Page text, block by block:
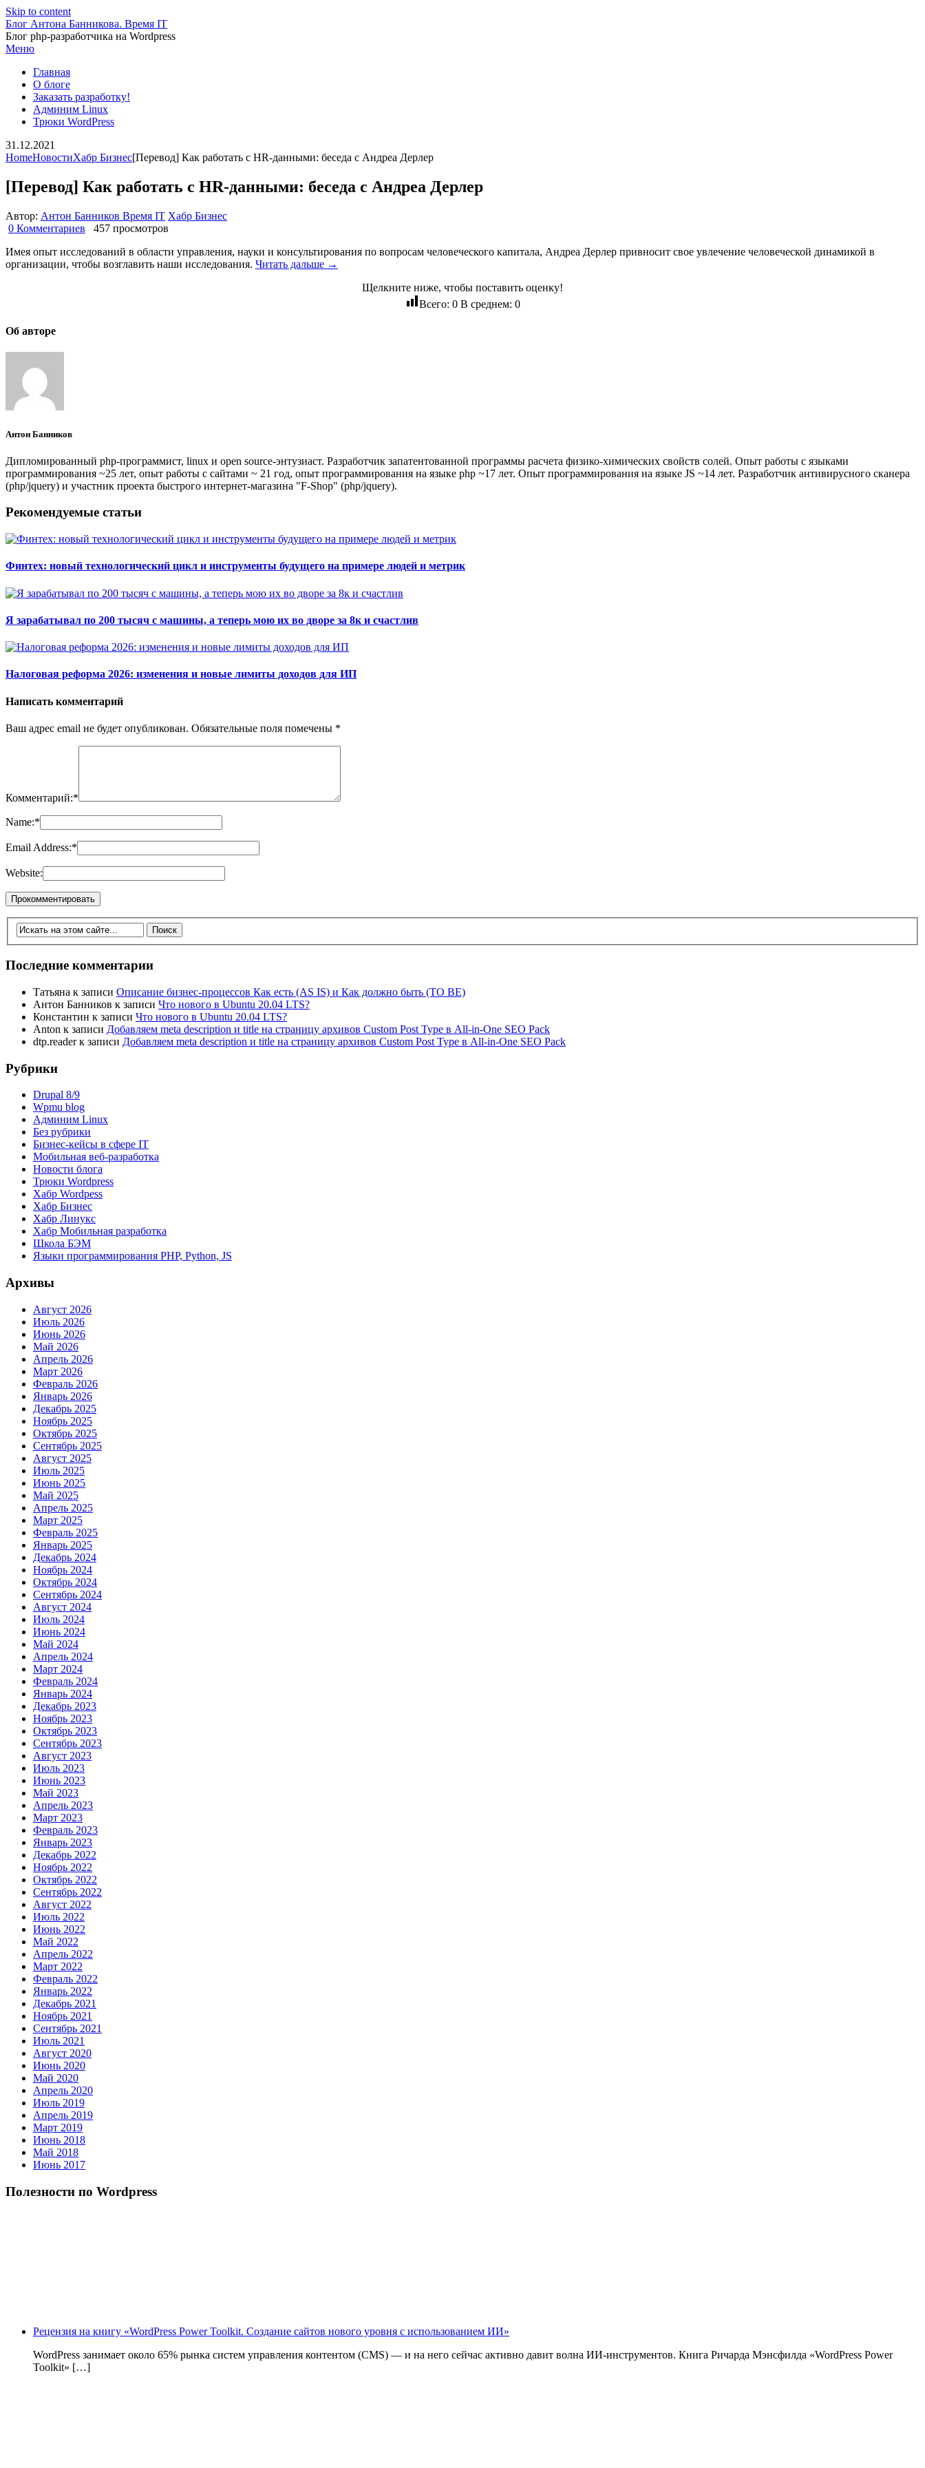
Skip to content
Блог Антона Банникова. Время IT
Блог php-разработчика на Wordpress
Меню
Главная
О блоге
Заказать разработку!
Админим Linux
Трюки WordPress
31.12.2021
HomeНовостиХабр Бизнес[Перевод] Как работать с HR-данными: беседа с Андреа Дерлер
[Перевод] Как работать с HR-данными: беседа с Андреа Дерлер
Автор: Антон Банников Время IT Хабр Бизнес
0 Комментариев
457 просмотров
Имея опыт исследований в области управления, науки и консультирования по вопросам человеческого капитала, Андреа Дерлер привносит свое увлечение человеческой динамикой в
организации, чтобы возглавить наши исследования. Читать дальше →
Щелкните ниже, чтобы поставить оценку!
Всего: 0В среднем: 0
Об авторе
Антон Банников
Дипломированный php-программист, linux и open source-энтузиаст. Разработчик запатентованной программы расчета физико-химических свойств солей. Опыт работы с языками
программирования ~25 лет, опыт работы с сайтами ~ 21 год, опыт программирования на языке php ~17 лет. Опыт программирования на языке JS ~14 лет. Разработчик антивирусного сканера
(php/jquery) и участник проекта быстрого интернет-магазина "F-Shop" (php/jquery).
Рекомендуемые статьи
Финтех: новый технологический цикл и инструменты будущего на примере людей и метрик
Я зарабатывал по 200 тысяч с машины, а теперь мою их во дворе за 8к и счастлив
Налоговая реформа 2026: изменения и новые лимиты доходов для ИП
Написать комментарий
Ваш адрес email не будет опубликован. Обязательные поля помечены *
Комментарий:*
Name:*
Email Address:*
Website:
Последние комментарии
Татьяна к записи Описание бизнес-процессов Как есть (AS IS) и Как должно быть (TO BE)
Антон Банников к записи Что нового в Ubuntu 20.04 LTS?
Константин к записи Что нового в Ubuntu 20.04 LTS?
Anton к записи Добавляем meta description и title на страницу архивов Custom Post Type в All-in-One SEO Pack
dtp.readerк записи Добавляем meta description и title на страницу архивов Custom Post Type в All-in-One SEO Pack
Рубрики
Drupal 8/9
Wpmu blog
Админим Linux
Без рубрики
Бизнес-кейсы в сфере IT
Мобильная веб-разработка
Новости блога
Трюки Wordpress
Хабр Wordpess
Хабр Бизнес
Хабр Линукс
Хабр Мобильная разработка
Школа БЭМ
Языки программирования PHP, Python, JS
Архивы
Август 2026
Июль 2026
Июнь 2026
Май 2026
Апрель 2026
Март 2026
Февраль 2026
Январь 2026
Декабрь 2025
Ноябрь 2025
Октябрь 2025
Сентябрь 2025
Август 2025
Июль 2025
Июнь 2025
Май 2025
Апрель 2025
Март 2025
Февраль 2025
Январь 2025
Декабрь 2024
Ноябрь 2024
Октябрь 2024
Сентябрь 2024
Август 2024
Июль 2024
Июнь 2024
Май 2024
Апрель 2024
Март 2024
Февраль 2024
Январь 2024
Декабрь 2023
Ноябрь 2023
Октябрь 2023
Сентябрь 2023
Август 2023
Июль 2023
Июнь 2023
Май 2023
Апрель 2023
Март 2023
Февраль 2023
Январь 2023
Декабрь 2022
Ноябрь 2022
Октябрь 2022
Сентябрь 2022
Август 2022
Июль 2022
Июнь 2022
Май 2022
Апрель 2022
Март 2022
Февраль 2022
Январь 2022
Декабрь 2021
Ноябрь 2021
Сентябрь 2021
Июль 2021
Август 2020
Июнь 2020
Май 2020
Апрель 2020
Июль 2019
Апрель 2019
Март 2019
Июнь 2018
Май 2018
Июнь 2017
Полезности по Wordpress
Рецензия на книгу «WordPress Power Toolkit. Создание сайтов нового уровня с использованием ИИ»
WordPress занимает около 65% рынка систем управления контентом (CMS) — и на него сейчас активно давит волна ИИ‑инструментов. Книга Ричарда Мэнсфилда «WordPress Power
Toolkit» […]